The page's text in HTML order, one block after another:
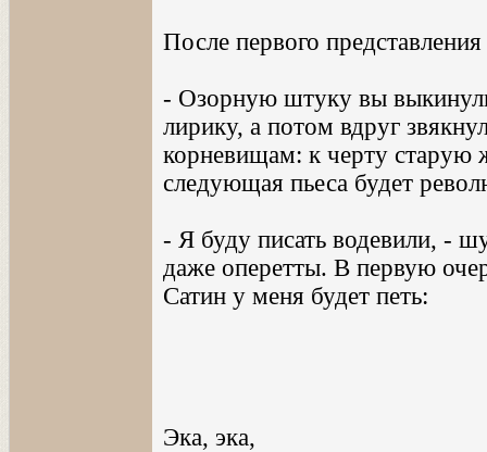
После первого
- Озорную штуку вы
лирику, а потом вдруг
корневищам: к черту старую
следующая пьеса будет
- Я буду писать водевили, -
даже оперетты. В первую
Сатин у меня будет петь:
Эка, эка,